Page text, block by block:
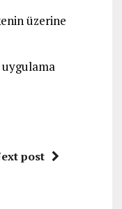
üzerine
uygulama
post